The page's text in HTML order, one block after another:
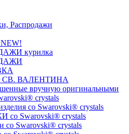
Распродажи
курилка
ВАЛЕНТИНА
вручную оригинальными
crystals
со Swarovski® crystals
Swarovski® crystals
со Swarovski® crystals